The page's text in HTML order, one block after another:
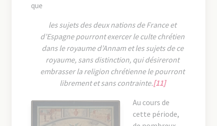
que
les sujets des deux nations de France et
d’Espagne pourront exercer le culte chrétien
dans le royaume d’Annam et les sujets de ce
royaume, sans distinction, qui désireront
embrasser la religion chrétienne le pourront
librement et sans contrainte.[11]
Au cours de
cette période,